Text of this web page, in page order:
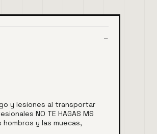
y lesiones al transportar
NO TE HAGAS MS
hombros y las muecas,